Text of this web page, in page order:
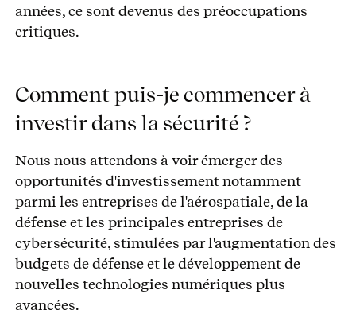
années, ce sont devenus des préoccupations
critiques.
Comment puis-je commencer à
investir dans la sécurité ?
Nous nous attendons à voir émerger des
opportunités d'investissement notamment
parmi les entreprises de l'aérospatiale, de la
défense et les principales entreprises de
cybersécurité, stimulées par l'augmentation des
budgets de défense et le développement de
nouvelles technologies numériques plus
avancées.